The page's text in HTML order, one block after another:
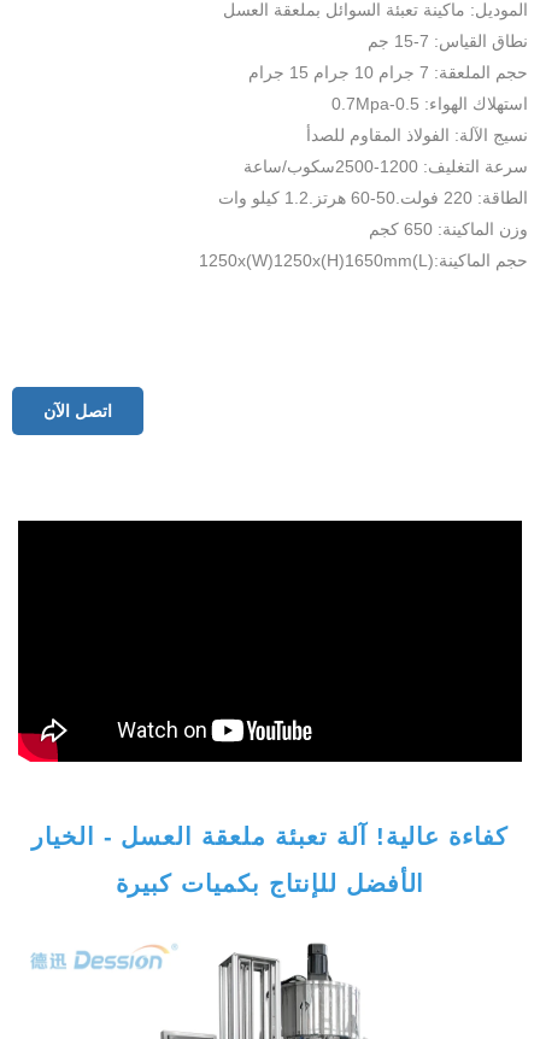
الموديل: ماكينة تعبئة السوائل بملعقة العسل
نطاق القياس: 7-15 جم
حجم الملعقة: 7 جرام 10 جرام 15 جرام
استهلاك الهواء: 0.5-0.7Mpa
نسيج الآلة: الفولاذ المقاوم للصدأ
سرعة التغليف: 1200-2500سكوب/ساعة
الطاقة: 220 فولت.50-60 هرتز.1.2 كيلو وات
وزن الماكينة: 650 كجم
حجم الماكينة:(L)1250x(W)1250x(H)1650mm
اتصل الآن
كفاءة عالية! آلة تعبئة ملعقة العسل - الخيار
الأفضل للإنتاج بكميات كبيرة